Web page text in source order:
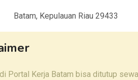
Batam, Kepulauan Riau 29433
Portal Kerja Batam bisa ditutup